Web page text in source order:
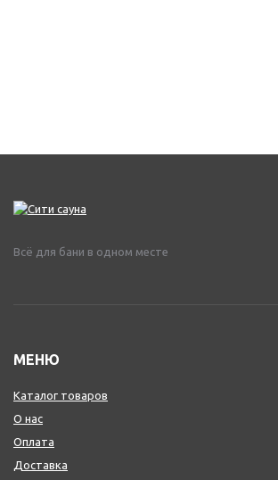
Всё для бани в одном месте
МЕНЮ
Каталог товаров
О нас
Оплата
Доставка